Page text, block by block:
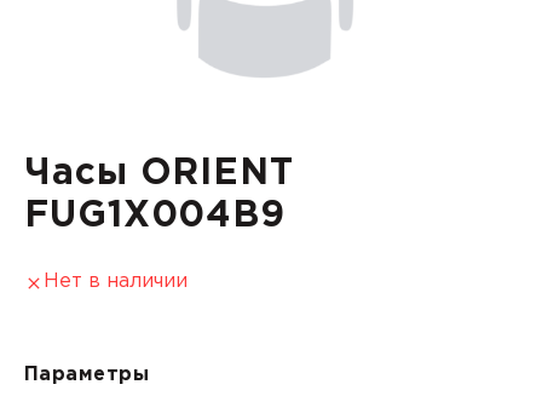
Часы ORIENT
FUG1X004B9
Нет в наличии
Параметры